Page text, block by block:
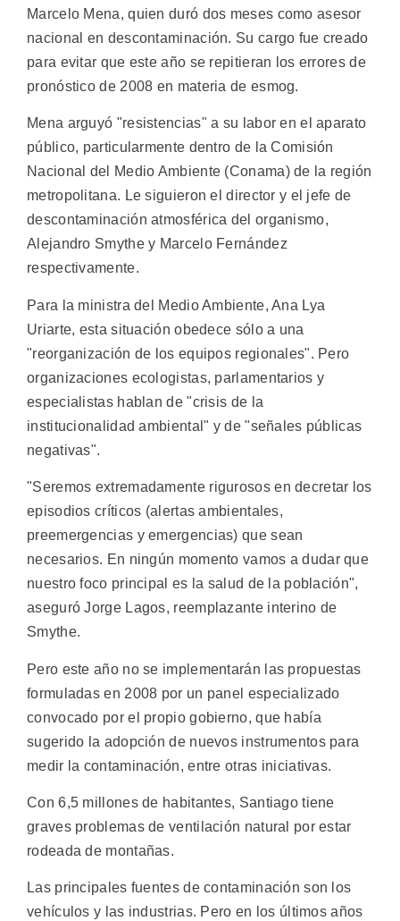
Marcelo Mena, quien duró dos meses como asesor
nacional en descontaminación. Su cargo fue creado
para evitar que este año se repitieran los errores de
pronóstico de 2008 en materia de esmog.
Mena arguyó "resistencias" a su labor en el aparato
público, particularmente dentro de la Comisión
Nacional del Medio Ambiente (Conama) de la región
metropolitana. Le siguieron el director y el jefe de
descontaminación atmosférica del organismo,
Alejandro Smythe y Marcelo Fernández
respectivamente.
Para la ministra del Medio Ambiente, Ana Lya
Uriarte, esta situación obedece sólo a una
"reorganización de los equipos regionales". Pero
organizaciones ecologistas, parlamentarios y
especialistas hablan de "crisis de la
institucionalidad ambiental" y de "señales públicas
negativas".
"Seremos extremadamente rigurosos en decretar los
episodios críticos (alertas ambientales,
preemergencias y emergencias) que sean
necesarios. En ningún momento vamos a dudar que
nuestro foco principal es la salud de la población",
aseguró Jorge Lagos, reemplazante interino de
Smythe.
Pero este año no se implementarán las propuestas
formuladas en 2008 por un panel especializado
convocado por el propio gobierno, que había
sugerido la adopción de nuevos instrumentos para
medir la contaminación, entre otras iniciativas.
Con 6,5 millones de habitantes, Santiago tiene
graves problemas de ventilación natural por estar
rodeada de montañas.
Las principales fuentes de contaminación son los
vehículos y las industrias. Pero en los últimos años